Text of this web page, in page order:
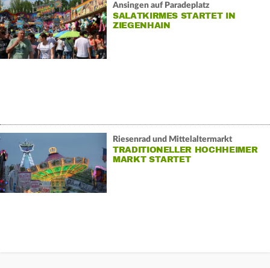
Ansingen auf Paradeplatz
SALATKIRMES STARTET IN
ZIEGENHAIN
Riesenrad und Mittelaltermarkt
TRADITIONELLER HOCHHEIMER
MARKT STARTET